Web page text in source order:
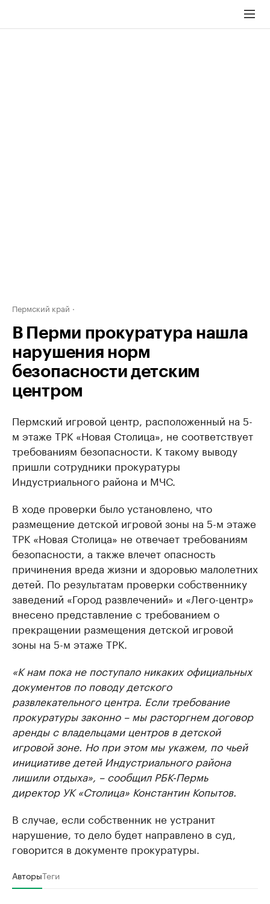
Пермский край
В Перми прокуратура нашла
нарушения норм
безопасности детским
центром
Пермский игровой центр, расположенный на 5-
м этаже ТРК «Новая Столица», не соответствует
требованиям безопасности. К такому выводу
пришли сотрудники прокуратуры
Индустриального района и МЧС.
В ходе проверки было установлено, что
размещение детской игровой зоны на 5-м этаже
ТРК «Новая Столица» не отвечает требованиям
безопасности, а также влечет опасность
причинения вреда жизни и здоровью малолетних
детей. По результатам проверки собственнику
заведений «Город развлечений» и «Лего-центр»
внесено представление с требованием о
прекращении размещения детской игровой
зоны на 5-м этаже ТРК.
«К нам пока не поступало никаких официальных
документов по поводу детского
развлекательного центра. Если требование
прокуратуры законно – мы расторгнем договор
аренды с владельцами центров в детской
игровой зоне. Но при этом мы укажем, по чьей
инициативе детей Индустриального района
лишили отдыха», – сообщил РБК-Пермь
директор УК «Столица» Константин Копытов.
В случае, если собственник не устранит
нарушение, то дело будет направлено в суд,
говорится в документе прокуратуры.
АвторыТеги